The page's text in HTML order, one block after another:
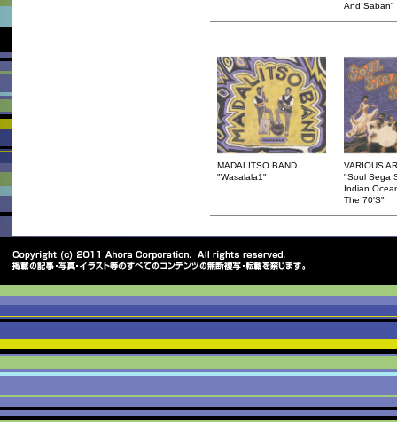
And Saban"
MADALITSO BAND
"Wasalala1"
VARIOUS
"Soul Sega
Indian
The 70'S"